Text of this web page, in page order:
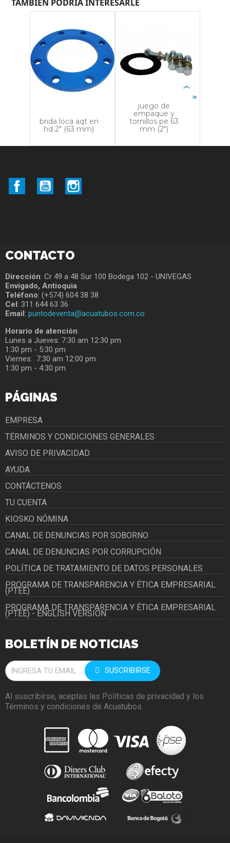
TAMBIÉN PODRÍA INTERESARLE
brida loca aqt en
hd 2" (63 mm)
juego de
empaque y
tornillos pe 63
mm (2")
FacebookYouTube
CONTACTO
Dirección: Cr 49 a 48 Sur 100 Bodega 102 - UNIVEGAS
Envigado, Antioquia
Teléfono: (+574) 604 38 38
Cel: 311 644 63 36
Email: puntodeventa@acuatubos.com.co
Horario de atención:
Lunes a Jueves: 7:30 am 12:30 pm
1:30 pm - 5:30 pm
Viernes: 7:30 am 12:00 pm
1:30 pm - 4:30 pm
PÁGINAS
EMPRESA
TÉRMINOS Y CONDICIONES GENERALES
AVISO DE PRIVACIDAD
AYUDA
CONTÁCTENOS
TU CUENTA
KIOSKO NÓMINA
CANAL DE DENUNCIAS POR SOBORNO
CANAL DE DENUNCIAS POR CORRUPCIÓN
POLÍTICA DE TRATAMIENTO DE DATOS PERSONALES
PROGRAMA DE TRANSPARENCIA Y ÉTICA EMPRESARIAL
(PTEE)
PROGRAMA DE TRANSPARENCIA Y ÉTICA EMPRESARIAL
(PTEE) - ENGLISH VERSIÓN
BOLETÍN DE NOTICIAS
SUSCRIBIRSE
Al suscribirse, aceptas las Políticas de privacidad y los
Términos y condiciones de Acuatubos.